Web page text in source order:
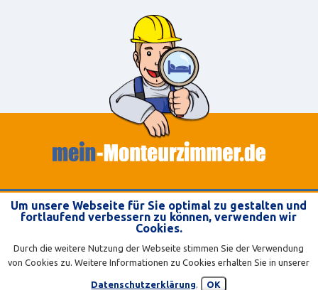
FAQ
TEILNAHMEBEDINGUNGEN
DATENSCHUTZERKLÄRUNG
KONTAKT
IMPRESSUM
Um unsere Webseite für Sie optimal zu gestalten und
fortlaufend verbessern zu können, verwenden wir
Cookies.
Durch die weitere Nutzung der Webseite stimmen Sie der Verwendung
von Cookies zu. Weitere Informationen zu Cookies erhalten Sie in unserer
Datenschutzerklärung. OK